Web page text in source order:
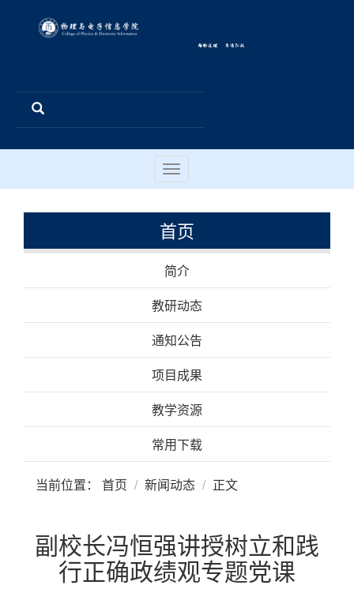
Toggle
navigation
首页
简介
教研动态
通知公告
项目成果
教学资源
常用下载
当前位置： 首页 新闻动态 正文
副校长冯恒强讲授树立和践
行正确政绩观专题党课